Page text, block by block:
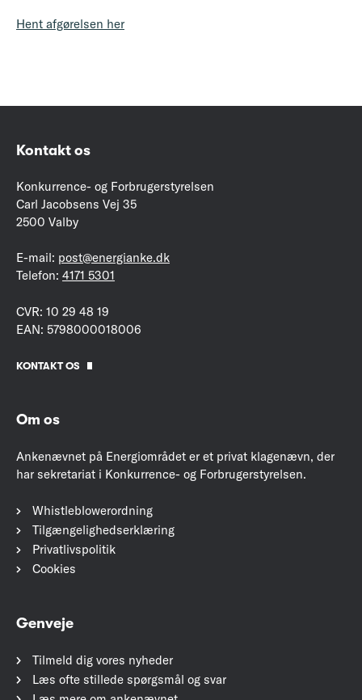
Hent afgørelsen her
Kontakt os
Konkurrence- og Forbrugerstyrelsen
Carl Jacobsens Vej 35
2500 Valby
E-mail: post@energianke.dk
Telefon: 4171 5301
CVR: 10 29 48 19
EAN: 5798000018006
KONTAKT OS
Om os
Ankenævnet på Energiområdet er et privat klagenævn, der
har sekretariat i Konkurrence- og Forbrugerstyrelsen.
Whistleblowerordning
Tilgængelighedserklæring
Privatlivspolitik
Cookies
Genveje
Tilmeld dig vores nyheder
Læs ofte stillede spørgsmål og svar